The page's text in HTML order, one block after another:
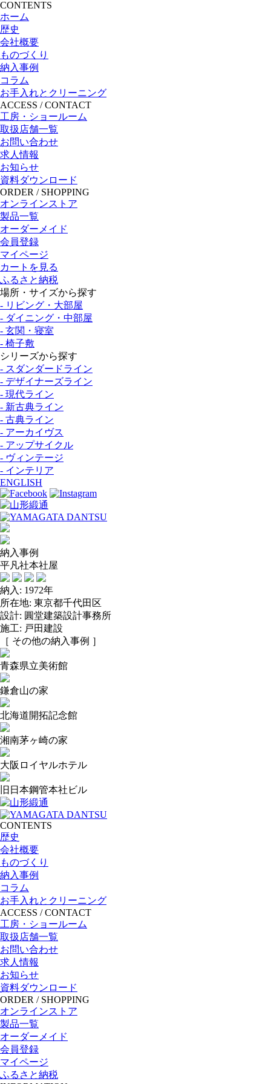
CONTENTS
ホーム
歴史
会社概要
ものづくり
納入事例
コラム
お手入れとクリーニング
ACCESS / CONTACT
工房・ショールーム
取扱店舗一覧
お問い合わせ
求人情報
お知らせ
資料ダウンロード
ORDER / SHOPPING
オンラインストア
製品一覧
オーダーメイド
会員登録
マイページ
カートを見る
ふるさと納税
場所・サイズから探す
- リビング・大部屋
- ダイニング・中部屋
- 玄関・寝室
- 椅子敷
シリーズから探す
- スダンダードライン
- デザイナーズライン
- 現代ライン
- 新古典ライン
- 古典ライン
- アーカイヴス
- アップサイクル
- ヴィンテージ
- インテリア
ENGLISH
納入事例
平凡社本社屋
納入: 1972年
所在地: 東京都千代田区
設計: 圓堂建築設計事務所
施工: 戸田建設
［ その他の納入事例 ］
青森県立美術館
鎌倉山の家
北海道開拓記念館
湘南茅ヶ崎の家
大阪ロイヤルホテル
旧日本鋼管本社ビル
CONTENTS
歴史
会社概要
ものづくり
納入事例
コラム
お手入れとクリーニング
ACCESS / CONTACT
工房・ショールーム
取扱店舗一覧
お問い合わせ
求人情報
お知らせ
資料ダウンロード
ORDER / SHOPPING
オンラインストア
製品一覧
オーダーメイド
会員登録
マイページ
ふるさと納税